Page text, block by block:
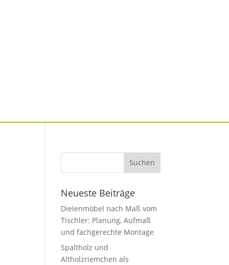
Neueste Beiträge
Dielenmöbel nach Maß vom
Tischler: Planung, Aufmaß
und fachgerechte Montage
Spaltholz und
Altholzriemchen als